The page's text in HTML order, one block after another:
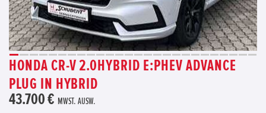
HONDA CR-V 2.0HYBRID E:PHEV ADVANCE
PLUG IN HYBRID
43.700 € MWST. AUSW.